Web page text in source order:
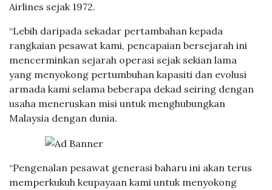
Airlines sejak 1972.
“Lebih daripada sekadar pertambahan kepada
rangkaian pesawat kami, pencapaian bersejarah ini
mencerminkan sejarah operasi sejak sekian lama
yang menyokong pertumbuhan kapasiti dan evolusi
armada kami selama beberapa dekad seiring dengan
usaha meneruskan misi untuk menghubungkan
Malaysia dengan dunia.
“Pengenalan pesawat generasi baharu ini akan terus
memperkukuh keupayaan kami untuk menyokong